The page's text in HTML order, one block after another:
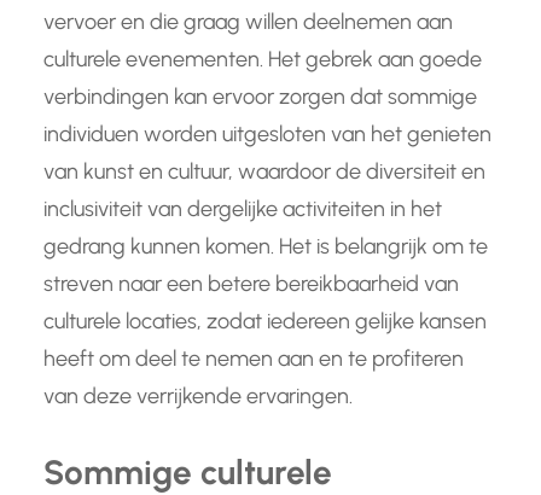
vervoer en die graag willen deelnemen aan
culturele evenementen. Het gebrek aan goede
verbindingen kan ervoor zorgen dat sommige
individuen worden uitgesloten van het genieten
van kunst en cultuur, waardoor de diversiteit en
inclusiviteit van dergelijke activiteiten in het
gedrang kunnen komen. Het is belangrijk om te
streven naar een betere bereikbaarheid van
culturele locaties, zodat iedereen gelijke kansen
heeft om deel te nemen aan en te profiteren
van deze verrijkende ervaringen.
Sommige culturele